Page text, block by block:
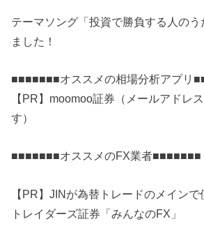
テーマソング「投資で勝負する人のう
ました！
■■■■■■■オススメの相場分析アプリ
【PR】moomoo証券（メールアドレ
す）
■■■■■■■オススメのFX業者■■■■■■■
【PR】JINが為替トレードのメインで
トレイダーズ証券「みんなのFX」